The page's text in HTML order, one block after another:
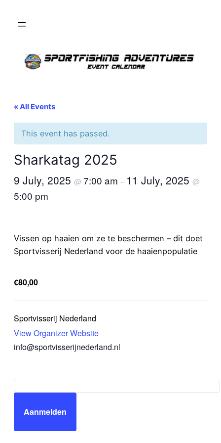
« All Events
This event has passed.
Sharkatag 2025
9 July, 2025 @ 7:00 am – 11 July, 2025 @
5:00 pm
Vissen op haaien om ze te beschermen – dit doet
Sportvisserij Nederland voor de haaienpopulatie
€80,00
Sportvisserij Nederland
View Organizer Website
info@sportvisserijnederland.nl
Aanmelden